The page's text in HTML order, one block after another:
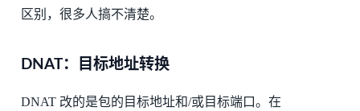
区别，很多人搞不清楚。
DNAT：目标地址转换
DNAT 改的是包的目标地址和/或目标端口。在